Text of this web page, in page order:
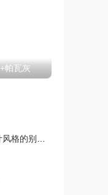
帕瓦灰
什么体验？